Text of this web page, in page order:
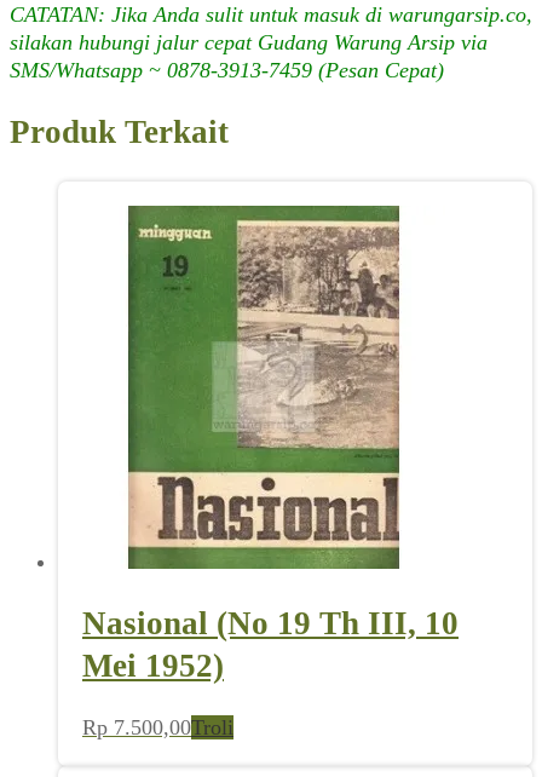
CATATAN: Jika Anda sulit untuk masuk di warungarsip.co,
silakan hubungi jalur cepat Gudang Warung Arsip via
SMS/Whatsapp ~ 0878-3913-7459 (Pesan Cepat)
Produk Terkait
Nasional (No 19 Th III, 10
Mei 1952)
Rp 7.500,00Troli